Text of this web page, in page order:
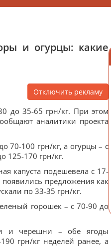
и огурцы: какие
Отключить рекламу
до 35-65 грн/кг. При этом
аналитики проекта
70-100 грн/кг, а огурцы – с
125-170 грн/кг.
капуста подешевела с 17-
появились предложения как
по 33-35 грн/кг.
горошек – с 70-90 до
и черешни – обе ягоды
грн/кг неделей ранее, а